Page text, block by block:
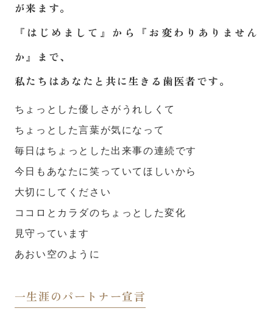
が来ます。
『はじめまして』から『お変わりありません
か』まで、
私たちはあなたと共に生きる歯医者です。
ちょっとした優しさがうれしくて
ちょっとした言葉が気になって
毎日はちょっとした出来事の連続です
今日もあなたに笑っていてほしいから
大切にしてください
ココロとカラダのちょっとした変化
見守っています
あおい空のように
一生涯のパートナー宣言